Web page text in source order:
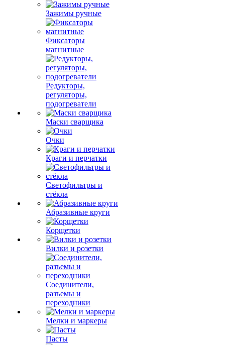
Зажимы ручные
Фиксаторы
магнитные
Редукторы,
регуляторы,
подогреватели
Маски сварщика
Очки
Краги и перчатки
Светофильтры и
стёкла
Абразивные круги
Корщетки
Вилки и розетки
Соединители,
разъемы и
переходники
Мелки и маркеры
Пасты